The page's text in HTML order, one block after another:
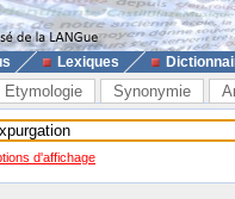
Lexiques
Etymologie Synonymie
d'affichage